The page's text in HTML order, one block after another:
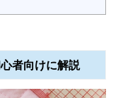
者向けに解説